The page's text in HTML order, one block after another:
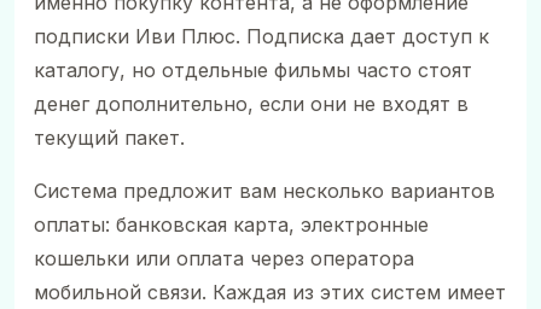
подписки Иви Плюс. Подписка дает доступ к
каталогу, но отдельные фильмы часто стоят
денег дополнительно, если они не входят в
текущий пакет.
Система предложит вам несколько вариантов
оплаты: банковская карта, электронные
кошельки или оплата через оператора
мобильной связи. Каждая из этих систем имеет